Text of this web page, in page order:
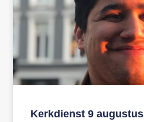
Kerkdienst 9 augustus